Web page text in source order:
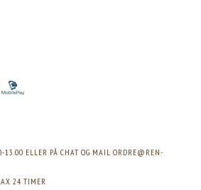
ELLER PÅ CHAT OG MAIL ORDRE@REN-
24 TIMER